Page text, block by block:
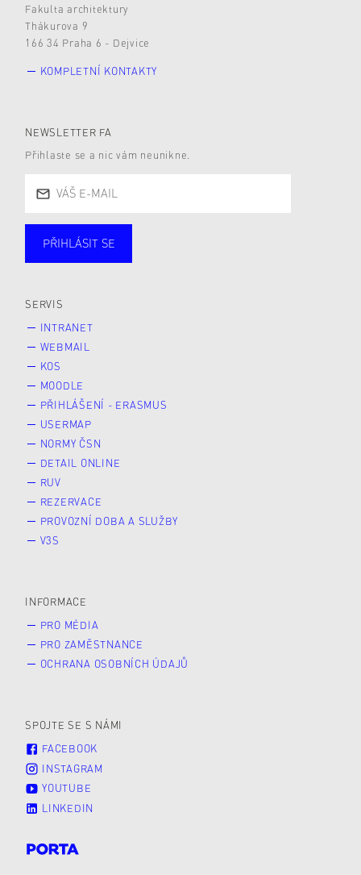
Fakulta architektury
Thákurova 9
166 34 Praha 6 - Dejvice
KOMPLETNÍ KONTAKTY
NEWSLETTER FA
Přihlaste se a nic vám neunikne.
PŘIHLÁSIT SE
SERVIS
INTRANET
WEBMAIL
KOS
MOODLE
PŘIHLÁŠENÍ - ERASMUS
USERMAP
NORMY ČSN
DETAIL ONLINE
RUV
REZERVACE
PROVOZNÍ DOBA A SLUŽBY
V3S
INFORMACE
PRO MÉDIA
PRO ZAMĚSTNANCE
OCHRANA OSOBNÍCH ÚDAJŮ
SPOJTE SE S NÁMI
FACEBOOK
INSTAGRAM
YOUTUBE
LINKEDIN